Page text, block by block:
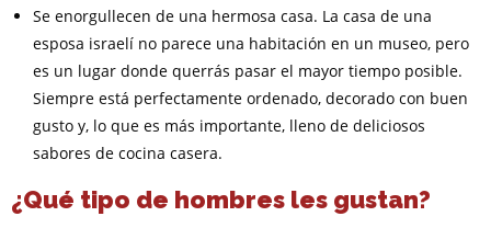
Se enorgullecen de una hermosa casa. La casa de una
esposa israelí no parece una habitación en un museo, pero
es un lugar donde querrás pasar el mayor tiempo posible.
Siempre está perfectamente ordenado, decorado con buen
gusto y, lo que es más importante, lleno de deliciosos
sabores de cocina casera.
¿Qué tipo de hombres les gustan?